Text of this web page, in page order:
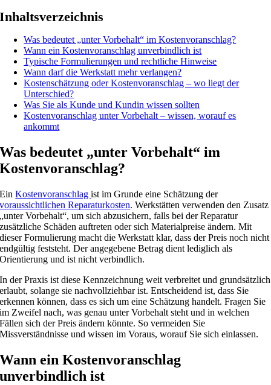
Inhaltsverzeichnis
Was bedeutet „unter Vorbehalt“ im Kostenvoranschlag?
Wann ein Kostenvoranschlag unverbindlich ist
Typische Formulierungen und rechtliche Hinweise
Wann darf die Werkstatt mehr verlangen?
Kostenschätzung oder Kostenvoranschlag – wo liegt der
Unterschied?
Was Sie als Kunde und Kundin wissen sollten
Kostenvoranschlag unter Vorbehalt – wissen, worauf es
ankommt
Was bedeutet „unter Vorbehalt“ im
Kostenvoranschlag?
EinKostenvoranschlagist im Grunde eine Schätzung der
voraussichtlichen Reparaturkosten. Werkstätten verwenden den Zusatz
„unter Vorbehalt“, um sich abzusichern, falls bei der Reparatur
zusätzliche Schäden auftreten oder sich Materialpreise ändern. Mit
dieser Formulierung macht die Werkstatt klar, dass der Preis noch nicht
endgültig feststeht. Der angegebene Betrag dient lediglich als
Orientierung und ist nicht verbindlich.
In der Praxis ist diese Kennzeichnung weit verbreitet und grundsätzlich
erlaubt, solange sie nachvollziehbar ist. Entscheidend ist, dass Sie
erkennen können, dass es sich um eine Schätzung handelt. Fragen Sie
im Zweifel nach, was genau unter Vorbehalt steht und in welchen
Fällen sich der Preis ändern könnte. So vermeiden Sie
Missverständnisse und wissen im Voraus, worauf Sie sich einlassen.
Wann ein Kostenvoranschlag
unverbindlich ist